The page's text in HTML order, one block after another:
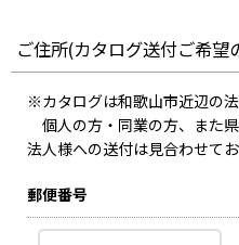
ご住所(カタログ送付ご希望
※カタログは和歌山市近辺の法
個人の方・同業の方、また
法人様への送付は見合わせてお
郵便番号